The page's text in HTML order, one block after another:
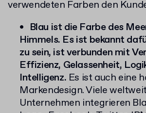
verwendeten Farben den
Blau ist die Farbe des
Himmels. Es ist bekannt
zu sein, ist verbunden mit
Effizienz, Gelassenheit,
Intelligenz. Es ist auch eine
Markendesign. Viele
Unternehmen integrieren